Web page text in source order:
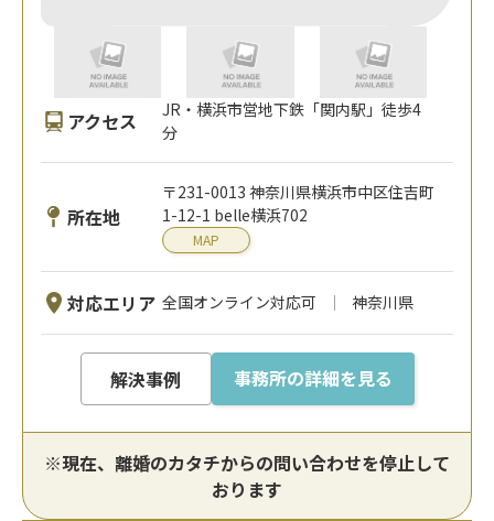
アクセス
JR・横浜市営地下鉄「関内駅」徒歩4
分
所在地
〒231-0013 神奈川県横浜市中区住吉町
1-12-1 belle横浜702
MAP
対応エリア 全国オンライン対応可 神奈川県
解決事例 事務所の詳細を見る
※現在、離婚のカタチからの問い合わせを停止して
おります